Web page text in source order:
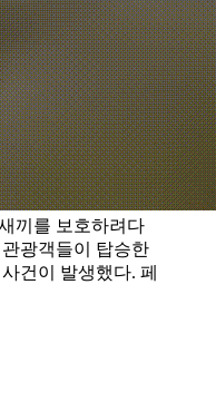
끼를 보호하려다
광객들이 탑승한
건이 발생했다. 페